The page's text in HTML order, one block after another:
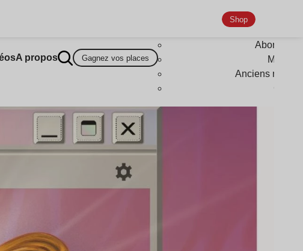
A propos Gagnez vos places
Shop
Anciens